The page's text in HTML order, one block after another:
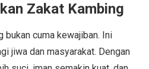
Zakat Kambing
bukan cuma kewajiban. Ini
jiwa dan masyarakat. Dengan